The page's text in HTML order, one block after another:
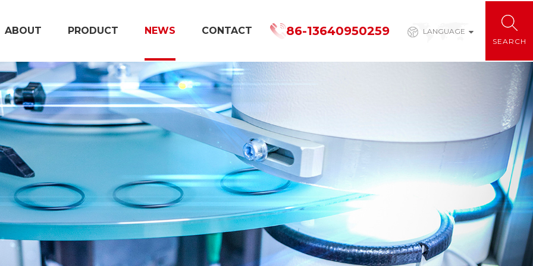
LANGUAGE
86-13640950259
ABOUT PRODUCT NEWS CONTACT